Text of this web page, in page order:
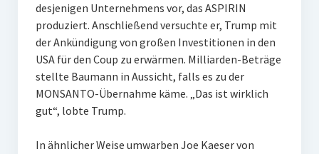
desjenigen Unternehmens vor, das ASPIRIN
produziert. Anschließend versuchte er, Trump mit
der Ankündigung von großen Investitionen in den
USA für den Coup zu erwärmen. Milliarden-Beträge
stellte Baumann in Aussicht, falls es zu der
MONSANTO-Übernahme käme. „Das ist wirklich
gut“, lobte Trump.
In ähnlicher Weise umwarben Joe Kaeser von